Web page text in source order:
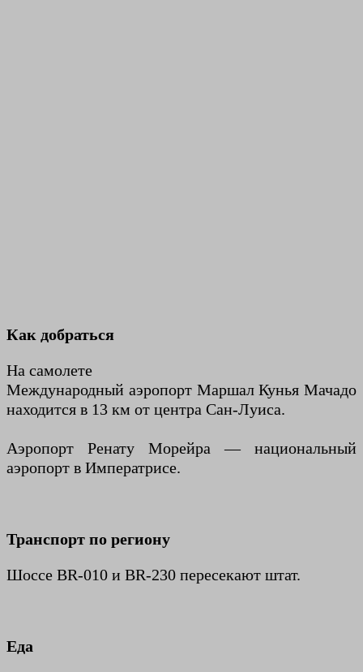
Как добраться
На самолете
Международный аэропорт Маршал Кунья Мачадо
находится в 13 км от центра Сан-Луиса.
Аэропорт Ренату Морейра — национальный
аэропорт в Императрисе.
Транспорт по региону
Шоссе BR-010 и BR-230 пересекают штат.
Еда